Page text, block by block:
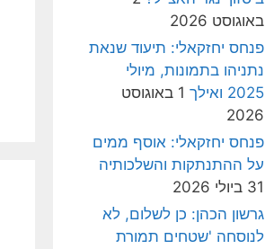
באוגוסט 2026
פנחס יחזקאלי: תיעוד שנאת
נתניהו בתמונות, מיולי
2025 ואילך
1 באוגוסט
2026
פנחס יחזקאלי: אוסף ממים
על ההתנתקות והשלכותיה
31 ביולי 2026
גרשון הכהן: כן לשלום, לא
לנוסחה 'שטחים תמורת